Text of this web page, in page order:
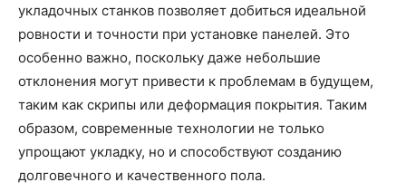
укладочных станков позволяет добиться идеальной
ровности и точности при установке панелей. Это
особенно важно, поскольку даже небольшие
отклонения могут привести к проблемам в будущем,
таким как скрипы или деформация покрытия. Таким
образом, современные технологии не только
упрощают укладку, но и способствуют созданию
долговечного и качественного пола.